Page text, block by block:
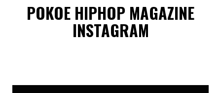
POKOE HIPHOP MAGAZINE
INSTAGRAM